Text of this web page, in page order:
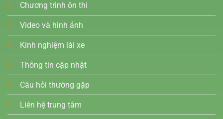
Chương trình ôn thi
Video và hình ảnh
Kinh nghiệm lái xe
Thông tin cập nhật
Câu hỏi thường gặp
Liên hệ trung tâm